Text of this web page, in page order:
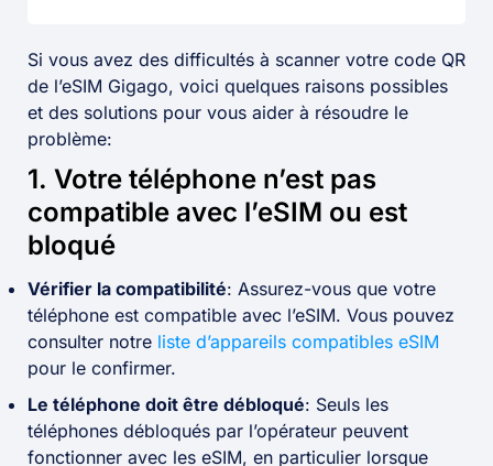
Si vous avez des difficultés à scanner votre code QR
de l’eSIM Gigago, voici quelques raisons possibles
et des solutions pour vous aider à résoudre le
problème:
1. Votre téléphone n’est pas
compatible avec l’eSIM ou est
bloqué
Vérifier la compatibilité: Assurez-vous que votre
téléphone est compatible avec l’eSIM. Vous pouvez
consulter notre liste d’appareils compatibles eSIM
pour le confirmer.
Le téléphone doit être débloqué: Seuls les
téléphones débloqués par l’opérateur peuvent
fonctionner avec les eSIM, en particulier lorsque